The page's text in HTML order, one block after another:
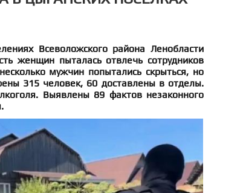
Всеволожского района Ленобласти
женщин пыталась отвлечь сотрудников
мужчин попытались скрыться, но
315 человек, 60 доставлены в отделы.
Выявлены 89 фактов незаконного